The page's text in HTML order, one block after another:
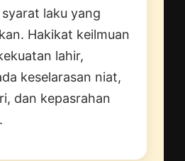
laku yang
Hakikat keilmuan
lahir,
keselarasan niat,
dan kepasrahan